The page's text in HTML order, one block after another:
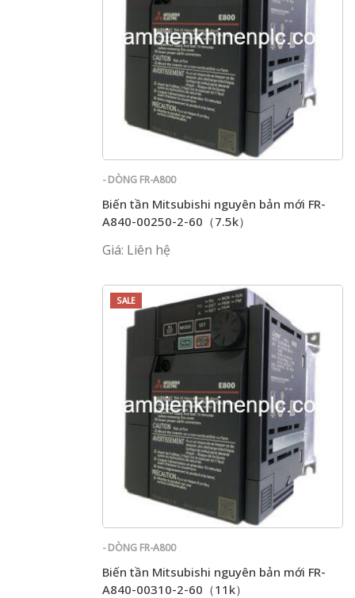
- DÒNG FR-A800
Biến tần Mitsubishi nguyên bản mới FR-
A840-00250-2-60（7.5k）
Giá: Liên hệ
SALE
- DÒNG FR-A800
Biến tần Mitsubishi nguyên bản mới FR-
A840-00310-2-60（11k）